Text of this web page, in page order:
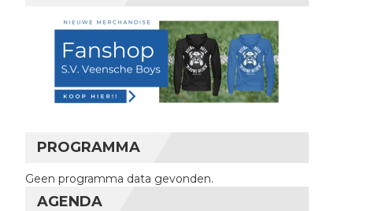
PROGRAMMA
Geen programma data gevonden.
AGENDA